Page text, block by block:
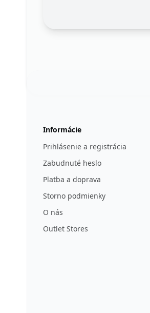
Informácie
Prihlásenie a registrácia
Zabudnuté heslo
Platba a doprava
Storno podmienky
O nás
Outlet Stores